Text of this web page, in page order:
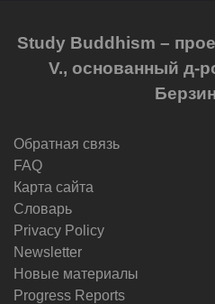
Study Buddhism –
V., основанный д-
Обратная связь
FAQ
Карта сайта
Словарь
Privacy Policy
Newsletter
Новые материалы
Progress Reports